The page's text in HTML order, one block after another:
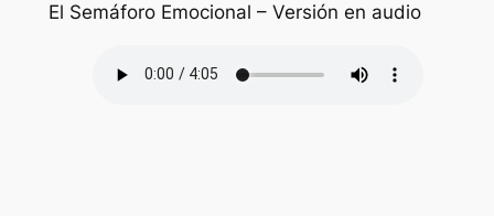
El Semáforo Emocional – Versión en audio